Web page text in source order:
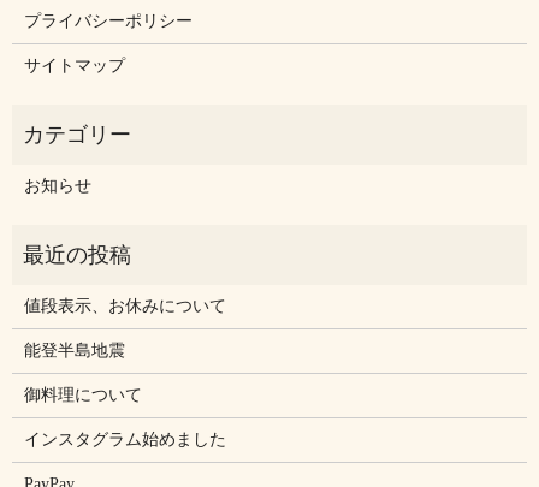
プライバシーポリシー
サイトマップ
お知らせ
値段表示、お休みについて
能登半島地震
御料理について
インスタグラム始めました